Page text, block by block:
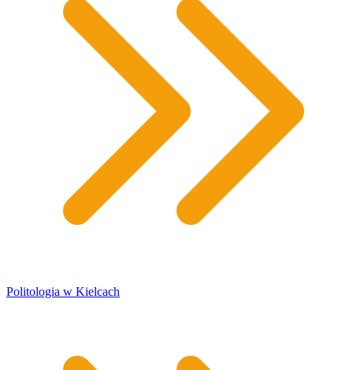
Politologia w Kielcach